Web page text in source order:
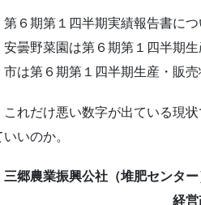
第６期第１四半期実績報告書につ
曇野菜園は第６期第１四半期生
は第６期第１四半期生産・販売
これだけ悪い数字が出ている現
いいのか。
三郷農業振興公社（堆肥センタ
営改善計画